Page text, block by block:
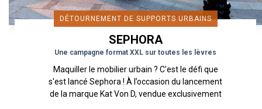
DÉTOURNEMENT DE SUPPORTS URBAINS
SEPHORA
Une campagne format XXL sur toutes les lèvres
Maquiller le mobilier urbain ? C'est le défi que
s'est lancé Sephora ! À l’occasion du lancement
de la marque Kat Von D, vendue exclusivement